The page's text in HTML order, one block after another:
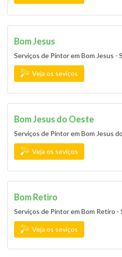
Bom Jesus
Serviços de Pintor em Bom Jesus -
Veja os seviços
Bom Jesus do Oeste
Serviços de Pintor em Bom Jesus
Veja os seviços
Bom Retiro
Serviços de Pintor em Bom Retiro -
Veja os seviços